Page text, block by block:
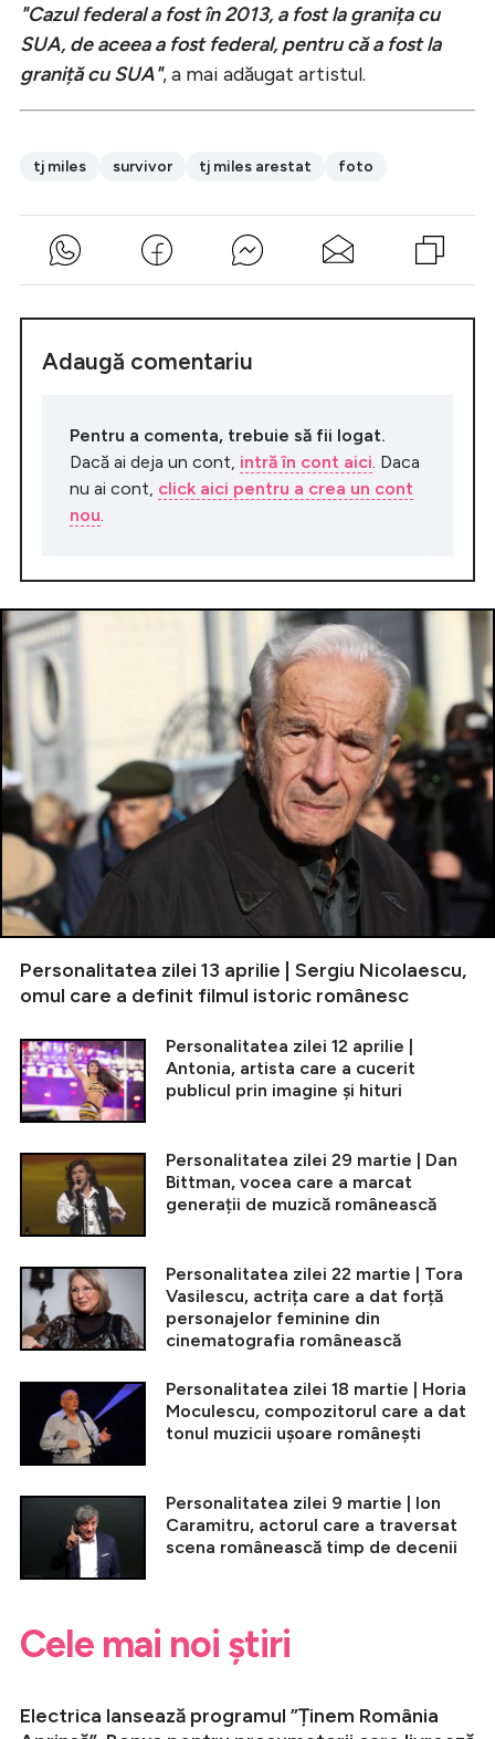
"Cazul federal a fost în 2013, a fost la granița cu
SUA, de aceea a fost federal, pentru că a fost la
graniță cu SUA", a mai adăugat artistul.
tj miles survivor tj miles arestat foto
Adaugă comentariu
Pentru a comenta, trebuie să fii logat.
Dacă ai deja un cont, intră în cont aici . Daca
nu ai cont, click aici pentru a crea un cont
nou
Personalitatea zilei 13 aprilie | Sergiu Nicolaescu,
omul care a definit filmul istoric românesc
Personalitatea zilei 12 aprilie |
Antonia, artista care a cucerit
publicul prin imagine și hituri
Personalitatea zilei 29 martie | Dan
Bittman, vocea care a marcat
generații de muzică românească
Personalitatea zilei 22 martie | Tora
Vasilescu, actrița care a dat forță
personajelor feminine din
cinematografia românească
Personalitatea zilei 18 martie | Horia
Moculescu, compozitorul care a dat
tonul muzicii ușoare românești
Personalitatea zilei 9 martie | Ion
Caramitru, actorul care a traversat
scena românească timp de decenii
Cele mai noi știri
Electrica lansează programul ”Ținem România